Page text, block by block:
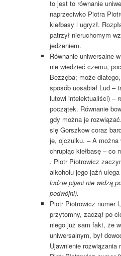
to jest to równanie
naprzeciwko Piotra
kiełbasy i ugryzł.
patrzył nieruchomym
jedzeniem.
Równanie uniwersalne
nie wiedzieć czemu,
Bezzęba; może
sposób uosabiał Lud –
lutowi intelektualiści) –
początek. Równanie
gdy można je
się Gorszkow coraz
je, ojczulku. – A można
chrupiąc kiełbasę – co
. Piotr Piotrowicz
alkoholu jego jaźń
ludzie pijani nie widzą
podwójni).
Piotr Piotrowicz numer
przytomny, zaczął po
niego już sam fakt, że
uniwersalnym, był
Ujawnienie rozwiązania